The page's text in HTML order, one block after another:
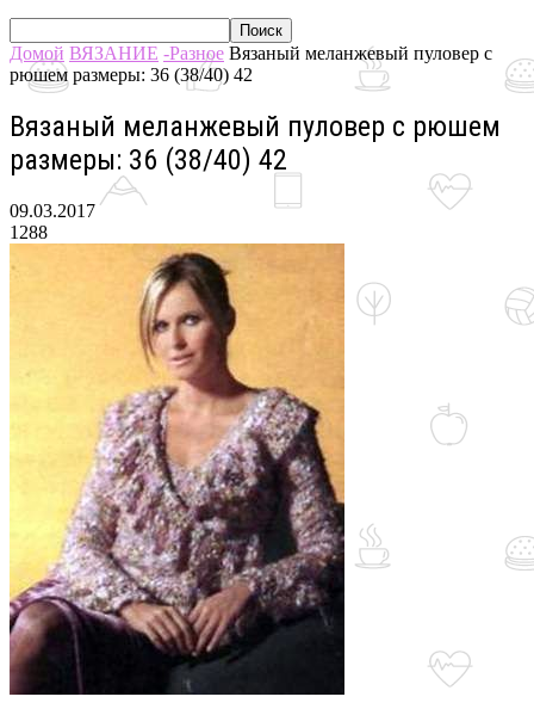
Домой ВЯЗАНИЕ -Разное Вязаный меланжевый пуловер с
рюшем размеры: 36 (38/40) 42
Вязаный меланжевый пуловер с рюшем
размеры: 36 (38/40) 42
09.03.2017
1288